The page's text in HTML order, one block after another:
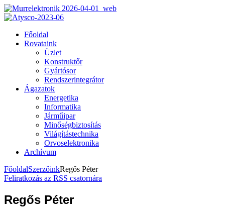
Főoldal
Rovataink
Üzlet
Konstruktőr
Gyártósor
Rendszerintegrátor
Ágazatok
Energetika
Informatika
Járműipar
Minőségbiztosítás
Világítástechnika
Orvoselektronika
Archívum
FőoldalSzerzőinkRegős Péter
Feliratkozás az RSS csatornára
Regős Péter